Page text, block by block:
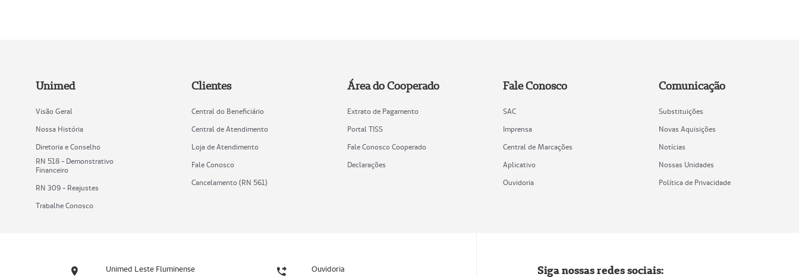
Unimed
Visão Geral
Nossa História
Diretoria e Conselho
RN 518 - Demonstrativo
Financeiro
RN 309 - Reajustes
Trabalhe Conosco
Clientes
Central do Beneficiário
Central de Atendimento
Loja de Atendimento
Fale Conosco
Cancelamento (RN 561)
Área do Cooperado
Extrato de Pagamento
Portal TISS
Fale Conosco Cooperado
Declarações
Fale Conosco
SAC
Imprensa
Central de Marcações
Aplicativo
Ouvidoria
Comunicação
Substituições
Novas Aquisições
Notícias
Nossas Unidades
Política de Privacidade
Unimed Leste Fluminense Ouvidoria Siga nossas redes sociais: